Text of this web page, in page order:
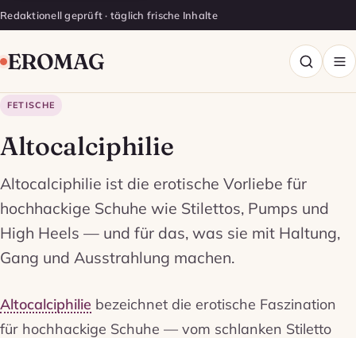
Redaktionell geprüft · täglich frische Inhalte
EROMAG
FETISCHE
Altocalciphilie
Altocalciphilie ist die erotische Vorliebe für
hochhackige Schuhe wie Stilettos, Pumps und
High Heels — und für das, was sie mit Haltung,
Gang und Ausstrahlung machen.
Altocalciphilie bezeichnet die erotische Faszination
für hochhackige Schuhe — vom schlanken Stiletto